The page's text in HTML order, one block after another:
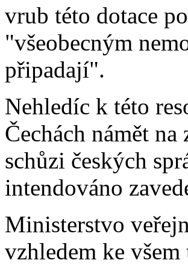
vrub této dotace
"všeobecným
připadají".
Nehledíc k této
Čechách námět
schůzi českých
intendováno
Ministerstvo
vzhledem ke